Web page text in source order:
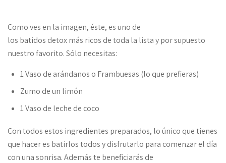
Como ves en la imagen, éste, es uno de
los batidos detox más ricos de toda la lista y por supuesto
nuestro favorito. Sólo necesitas:
1 Vaso de arándanos o Frambuesas (lo que prefieras)
Zumo de un limón
1 Vaso de leche de coco
Con todos estos ingredientes preparados, lo único que tienes
que hacer es batirlos todos y disfrutarlo para comenzar el día
con una sonrisa. Además te beneficiarás de